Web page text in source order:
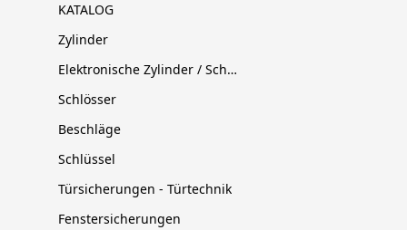
KATALOG
Zylinder
Elektronische Zylinder / Schließsysteme
Schlösser
Beschläge
Schlüssel
Türsicherungen - Türtechnik
Fenstersicherungen